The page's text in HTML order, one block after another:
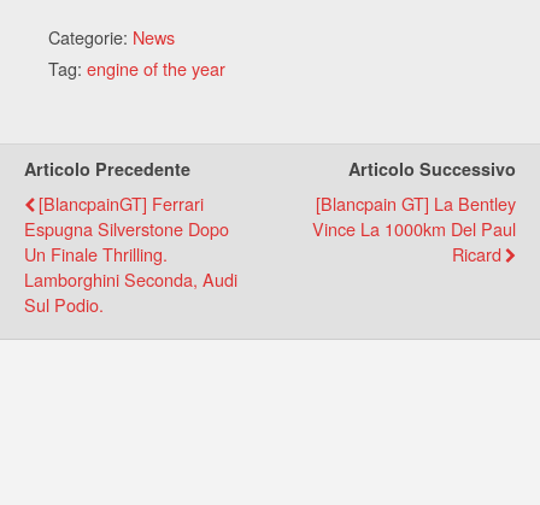
Categorie: News
Tag: engine of the year
Articolo Precedente
[BlancpainGT] Ferrari
Espugna Silverstone Dopo
Un Finale Thrilling.
Lamborghini Seconda, Audi
Sul Podio.
Articolo Successivo
[Blancpain GT] La Bentley
Vince La 1000km Del Paul
Ricard